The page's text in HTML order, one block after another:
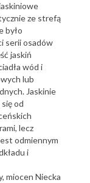
ze strefą
było
serii osadów
jaskiń
wód i
lub
Jaskinie
od
lecz
odmiennym
i
miocen Niecka